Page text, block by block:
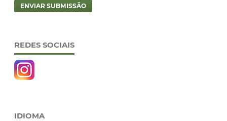
ENVIAR SUBMISSÃO
REDES SOCIAIS
IDIOMA